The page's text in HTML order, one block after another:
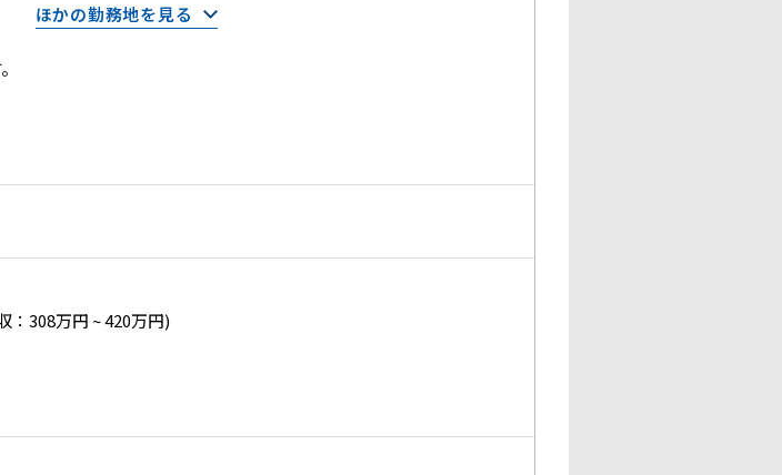
ほかの勤務地を見る
：308万円 ~ 420万円)